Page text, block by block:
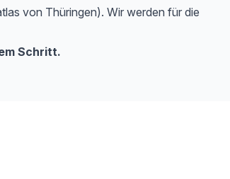
von Thüringen). Wir werden für die
Schritt.